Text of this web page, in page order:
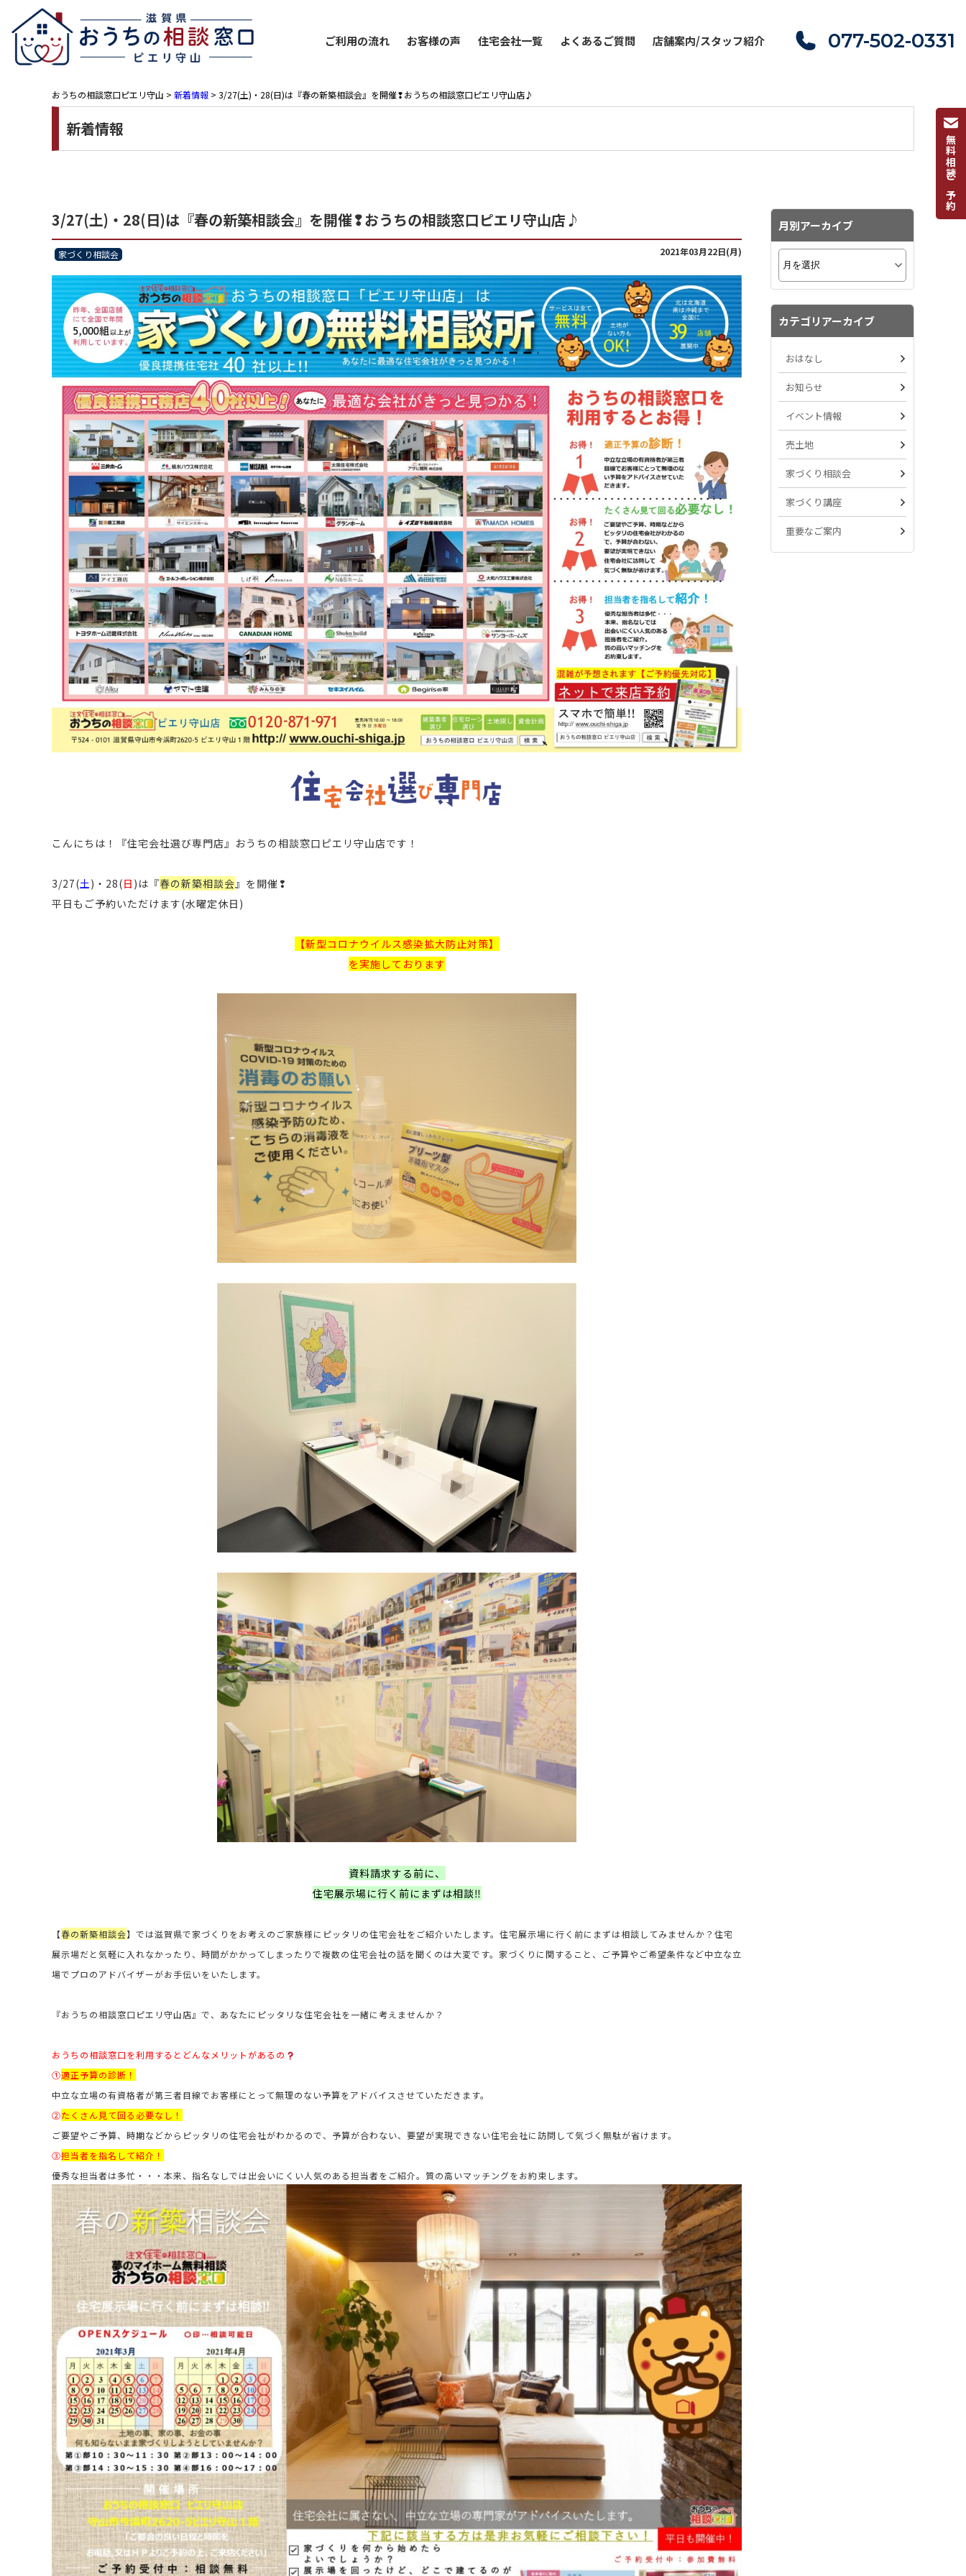
ご利用の流れ お客様の声 住宅会社一覧 よくあるご質問 店舗案内/スタッフ紹介 077-502-0331
無料相談ご予約
おうちの相談窓口ピエリ守山 > 新着情報 > 3/27(土)・28(日)は『春の新築相談会』を開催❢おうちの相談窓口ピエリ守山店♪
新着情報
3/27(土)・28(日)は『春の新築相談会』を開催❢おうちの相談窓口ピエリ守山店♪
家づくり相談会 2021年03月22日(月)
こんにちは！ 『住宅会社選び専門店』おうちの相談窓口ピエリ守山店です！
3/27(土)・28(日 )は『春の新築相談会』を開催❢
平日もご予約いただけます(水曜定休日)
【新型コロナウイルス感染拡大防止対策】
を実施しております
資料請求する前に、
住宅展示場に行く前にまずは相談‼
【春の新築相談会】では滋賀県で家づくりをお考えのご家族様にピッタリの住宅会社をご紹介いたします。住宅展示場に行く前にまずは相談してみませんか？住宅
展示場だと気軽に入れなかったり、時間がかかってしまったりで複数の住宅会社の話を聞くのは大変です。家づくりに関すること、ご予算やご希望条件など中立な立
場でプロのアドバイザーがお手伝いをいたします。
『おうちの相談窓口ピエリ守山店』で、あなたにピッタリな住宅会社を一緒に考えませんか？
おうちの相談窓口を利用するとどんなメリットがあるの
①適正予算の診断！
中立な立場の有資格者が第三者目線でお客様にとって無理のない予算をアドバイスさせていただきます。
②たくさん見て回る必要なし！
ご要望やご予算、時期などからピッタリの住宅会社がわかるので、予算が合わない、要望が実現できない住宅会社に訪問して気づく無駄が省けます。
③担当者を指名して紹介！
優秀な担当者は多忙・・・本来、指名なしでは出会いにくい人気のある担当者をご紹介。 質の高いマッチングをお約束します。
月別アーカイブ
カテゴリアーカイブ
おはなし
お知らせ
イベント情報
売土地
家づくり相談会
家づくり講座
重要なご案内